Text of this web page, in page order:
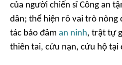
của người chiến sĩ Công an
dân; thể hiện rõ vai trò nòng
tác bảo đảm an ninh, trật tự
thiên tai, cứu nạn, cứu hộ tại